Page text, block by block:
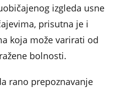
izgleda usne
prisutna je i
koja može varirati od
bolnosti.
rano prepoznavanje